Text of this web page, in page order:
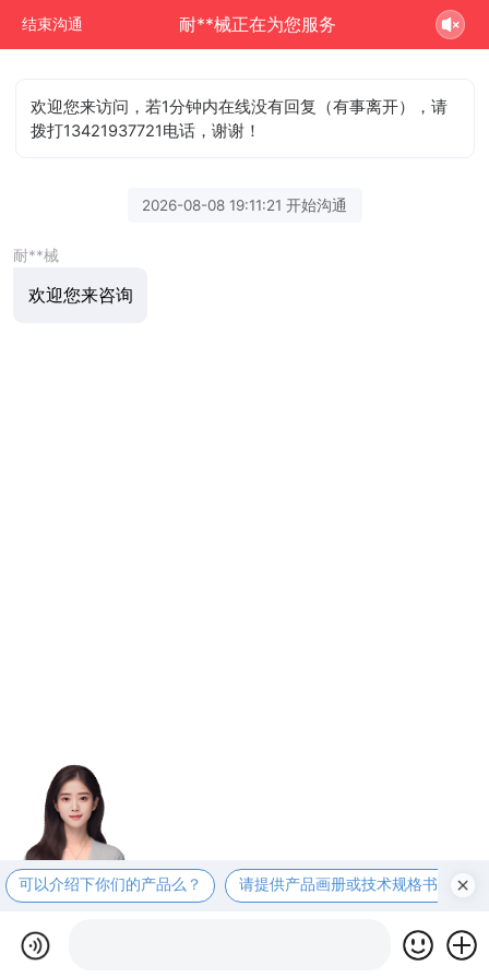
结束沟通 耐**械正在为您服务
欢迎您来访问，若1分钟内在线没有回复（有事离开），请
拨打13421937721电话，谢谢！
2026-08-08 19:11:21 开始沟通
耐**械
欢迎您来咨询
可以介绍下你们的产品么？ 请提供产品画册或技术规格书？